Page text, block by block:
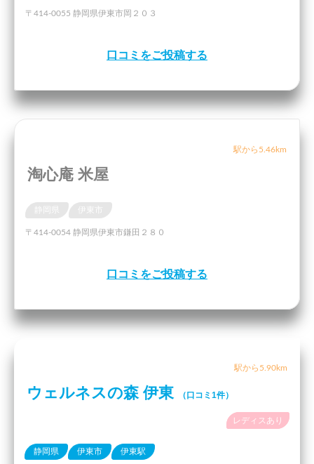
〒414-0055 静岡県伊東市岡２０３
口コミをご投稿する
駅から5.46km
淘心庵 米屋
〒414-0054 静岡県伊東市鎌田２８０
口コミをご投稿する
駅から5.90km
ウェルネスの森 伊東 （口コミ1件）
レディスあり
静岡県 伊東市 伊東駅